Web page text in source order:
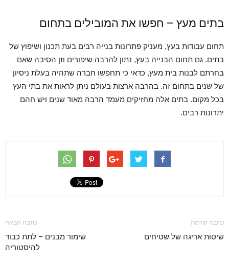
בתים מעץ – חפשו את המובילים בתחום
תחום עבודות בעץ, מעניק פתרונות בנייה רבים בעת תכנון ושיפוץ של
בתים. גם תחום הבנייה בעץ, נתון להרבה שיפורים וזן הסיבה שאם
בחרתם לבנות בית מעץ, כדאי כי תחפשו חברה שתהיה בעלת ניסיון
של שנים בתחום זה. בהרבה ארצות בעולם ניתן לראות את בתי העץ
בכל מקום. בתים אלה מחזיקים מעמד הרבה מאוד שנים ויש חהם
יתרונות רבים.
כתבה קודמת
שיטות אריגה של שטיחים
כתבה הבאה
שימור מבנים – לתת כבוד
להיסטוריה